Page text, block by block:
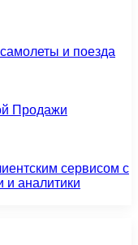
и поезда
Продажи
сервисом с
и аналитики